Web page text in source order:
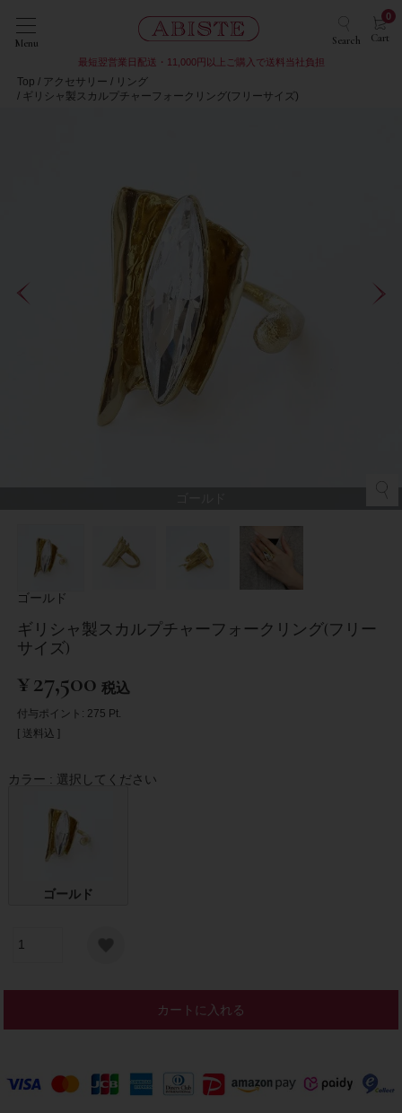
Menu Search Cart
0
最短翌営業日配送・11,000円以上ご購入で送料当社負担
Top アクセサリー
リング
ギリシャ製スカルプチャーフォークリング(フリーサイズ)
ゴールド
ギリシャ製スカルプチャーフォークリング(フリー
サイズ)
¥27,500 税込
付与ポイント: 275 Pt.
送料込
カラー 選択してください
ゴールド
カートに入れる